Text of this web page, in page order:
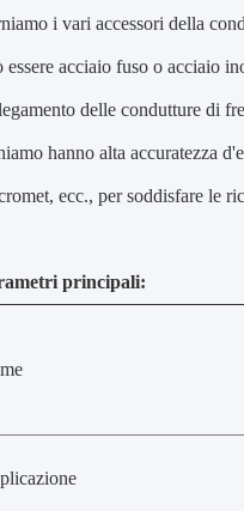
i vari accessori della
essere acciaio fuso o acciaio
delle condutture di
hanno alta accuratezza
ecc., per soddisfare le
principali: